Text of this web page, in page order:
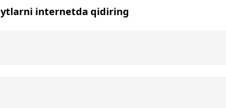
internetda qidiring